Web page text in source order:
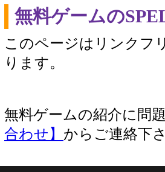
無料ゲームの
このページはリンクフ
ります。
無料ゲームの紹介に問
合わせ】 からご連絡下さ